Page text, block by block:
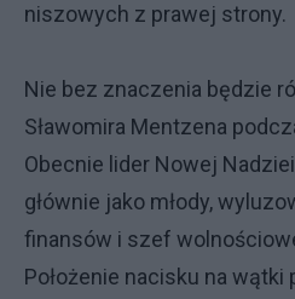
niszowych z prawej strony.
Nie bez znaczenia będzie
Sławomira Mentzena
Obecnie lider Nowej
głównie jako młody,
finansów i szef
Położenie nacisku na